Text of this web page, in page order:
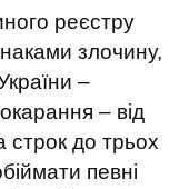
реєстру
злочину,
–
– від
до трьох
певні